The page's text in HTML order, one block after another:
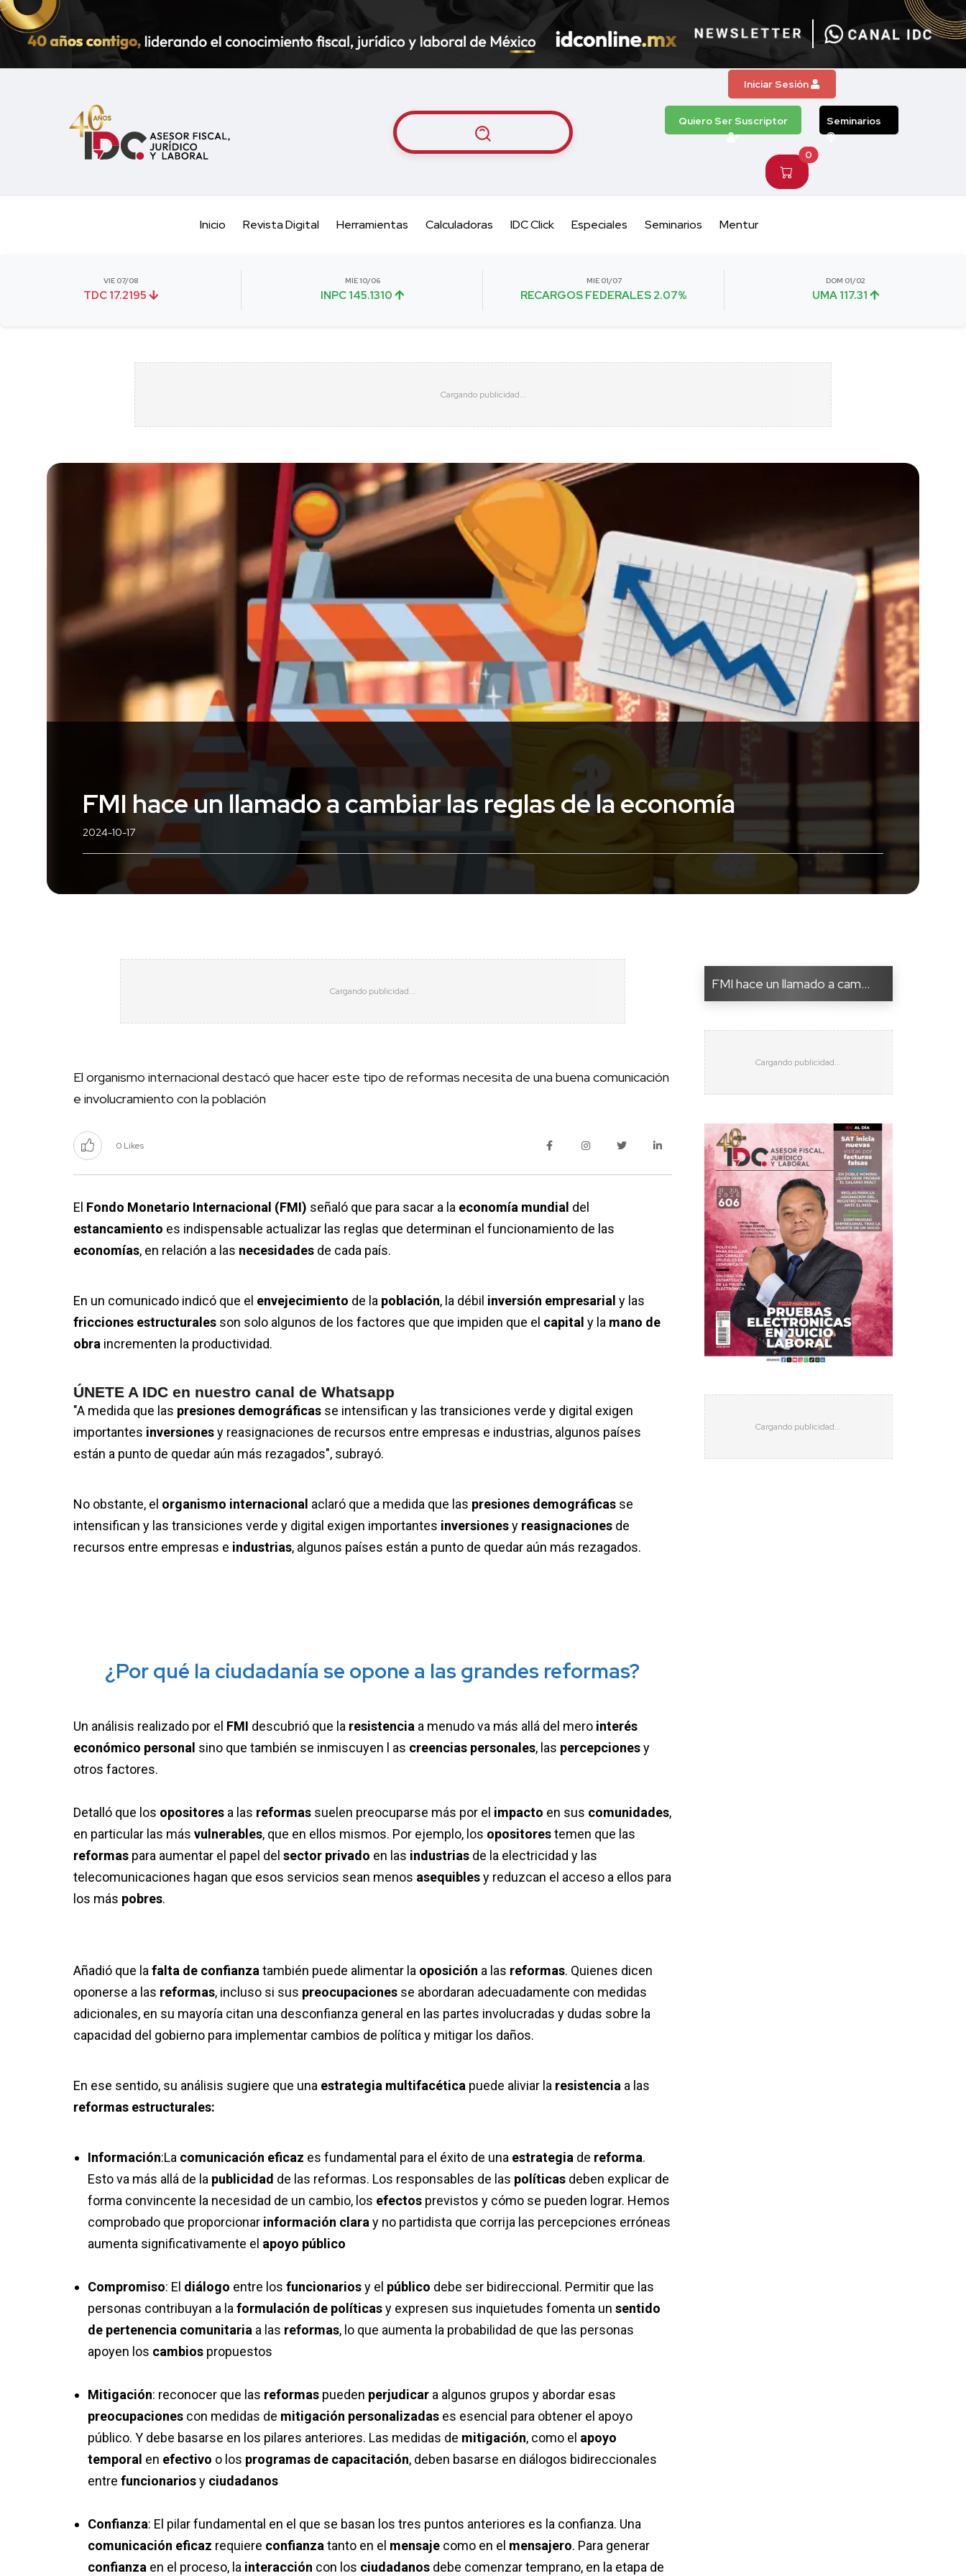
Iniciar Sesión
Quiero Ser Suscriptor Seminarios
0
Inicio Revista Digital Herramientas Calculadoras IDC Click Especiales Seminarios Mentur
VIE 07/08
TDC 17.2195
MIE 10/06
INPC 145.1310
MIE 01/07
RECARGOS FEDERALES 2.07%
DOM 01/02
UMA 117.31
FMI hace un llamado a cambiar las reglas de la economía
2024-10-17
El organismo internacional destacó que hacer este tipo de reformas necesita de una buena comunicación
e involucramiento con la población
0 Likes
El Fondo Monetario Internacional (FMI) señaló que para sacar a la economía mundial del
estancamiento es indispensable actualizar las reglas que determinan el funcionamiento de las
economías, en relación a las necesidades de cada país.
En un comunicado indicó que el envejecimiento de la población, la débil inversión empresarial y las
fricciones estructurales son solo algunos de los factores que que impiden que el capital y la mano de
obra incrementen la productividad.
ÚNETE A IDC en nuestro canal de Whatsapp
"A medida que las presiones demográficas se intensifican y las transiciones verde y digital exigen
importantes inversionesy reasignaciones de recursos entre empresas e industrias, algunos países
están a punto de quedar aún más rezagados", subrayó.
No obstante, el organismo internacional aclaró que a medida que las presiones demográficas se
intensifican y las transiciones verde y digital exigen importantes inversionesy reasignaciones de
recursos entre empresas e industrias, algunos países están a punto de quedar aún más rezagados.
¿Por qué la ciudadanía se opone a las grandes reformas?
Un análisis realizado por el FMI descubrió que la resistencia a menudo va más allá del mero interés
económico personal sino que también se inmiscuyen l as creencias personales, las percepcionesy
otros factores.
Detalló que los opositores a las reformas suelen preocuparse más por el impacto en sus comunidades,
en particular las más vulnerables, que en ellos mismos. Por ejemplo, los opositorestemen que las
reformas para aumentar el papel del sector privado en las industrias de la electricidad y las
telecomunicaciones hagan que esos servicios sean menos asequiblesy reduzcan el acceso a ellos para
los más pobres.
Añadió que lafalta de confianzatambién puede alimentar la oposición a las reformas. Quienes dicen
oponerse a las reformas, incluso si sus preocupaciones se abordaran adecuadamente con medidas
adicionales, en su mayoría citan una desconfianza general en las partes involucradas y dudas sobre la
capacidad del gobierno para implementar cambios de política y mitigar los daños.
En ese sentido, su análisis sugiere que una estrategia multifacética puede aliviar la resistencia a las
reformas estructurales:
Información:La comunicación eficaz es fundamental para el éxito de una estrategia de reforma.
Esto va más allá de la publicidad de las reformas. Los responsables de las políticas deben explicar de
forma convincente la necesidad de un cambio, los efectos previstos y cómo se pueden lograr. Hemos
comprobado que proporcionar información claray no partidista que corrija las percepciones erróneas
aumenta significativamente el apoyo público
Compromiso: El diálogo entre los funcionariosy el público debe ser bidireccional. Permitir que las
personas contribuyan a laformulación de políticasy expresen sus inquietudes fomenta un sentido
de pertenencia comunitaria a las reformas, lo que aumenta la probabilidad de que las personas
apoyen los cambios propuestos
Mitigación: reconocer que las reformas pueden perjudicar a algunos grupos y abordar esas
preocupaciones con medidas de mitigación personalizadas es esencial para obtener el apoyo
público. Y debe basarse en los pilares anteriores. Las medidas de mitigación, como el apoyo
temporal en efectivo o los programas de capacitación, deben basarse en diálogos bidireccionales
entre funcionariosy ciudadanos
Confianza: El pilar fundamental en el que se basan los tres puntos anteriores es la confianza. Una
comunicación eficaz requiere confianzatanto en el mensaje como en el mensajero. Para generar
confianza en el proceso, la interacción con los ciudadanos debe comenzar temprano, en la etapa de
FMI hace un llamado a cam...